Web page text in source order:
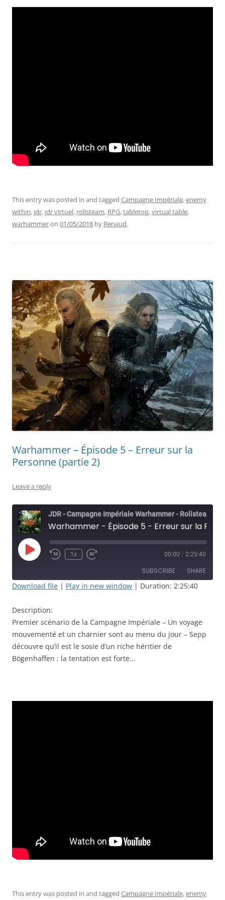
This entry was posted in and tagged Campagne Impériale,enemy
within, jdr, jdr virtuel, rolisteam, RPG,tabletop,virtual table,
warhammeron 01/05/2018 by Renaud.
Warhammer – Épisode 5 – Erreur sur la
Personne (partie 2)
Leave a reply
JDR - Campagne Impériale Warhammer - Rolisteam
Play
Episode
Rewind
1x
Fast
seconds
00:00 / 2:25:40
SUBSCRIBE SHARE
RSS FEED
LINK
Download file | Play in new window | Duration: 2:25:40
Description:
Premier scénario de la Campagne Impériale – Un voyage
mouvementé et un charnier sont au menu du jour – Sepp
découvre qu’il est le sosie d’un riche héritier de
Bögenhaffen : la tentation est forte…
This entry was posted in and tagged Campagne Impériale,enemy